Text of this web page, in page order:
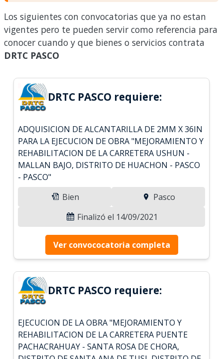
Los siguientes con convocatorias que ya no estan
vigentes pero te pueden servir como referencia para
conocer cuando y que bienes o servicios contrata
DRTC PASCO
DRTC PASCO requiere:
ADQUISICION DE ALCANTARILLA DE 2MM X 36IN
PARA LA EJECUCION DE OBRA "MEJORAMIENTO Y
REHABILITACION DE LA CARRETERA USHUN -
MALLAN BAJO, DISTRITO DE HUACHON - PASCO
- PASCO"
Bien
Pasco
Finalizó el 14/09/2021
Ver convococatoria completa
DRTC PASCO requiere:
EJECUCION DE LA OBRA "MEJORAMIENTO Y
REHABILITACION DE LA CARRETERA PUENTE
PACHACRAHUAY - SANTA ROSA DE CHORA,